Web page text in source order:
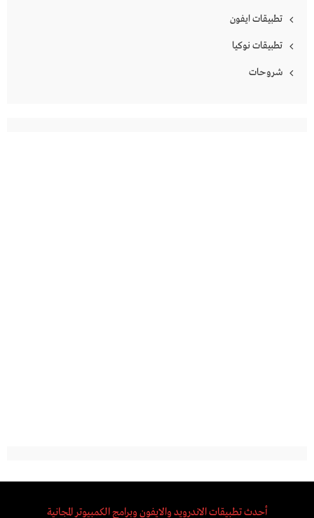
تطبيقات ايفون
تطبيقات نوكيا
شروحات
أحدث تطبيقات الاندرويد والايفون وبرامج الكمبيوتر المجانية